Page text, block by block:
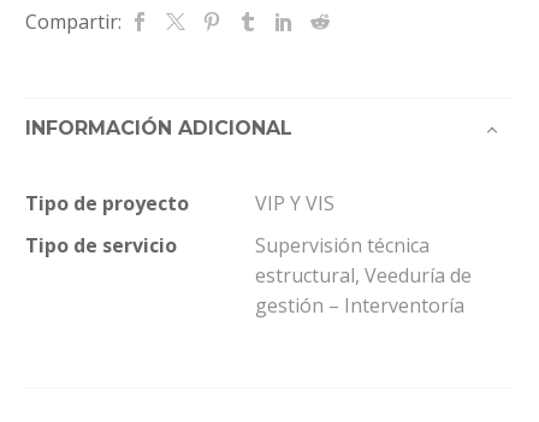
Compartir:
INFORMACIÓN ADICIONAL
Tipo de proyecto
VIP Y VIS
Tipo de servicio
Supervisión técnica
estructural, Veeduría de
gestión – Interventoría